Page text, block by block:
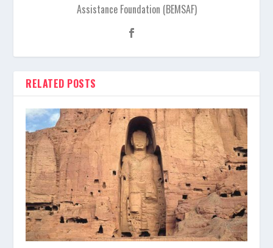
Assistance Foundation (BEMSAF)
RELATED POSTS